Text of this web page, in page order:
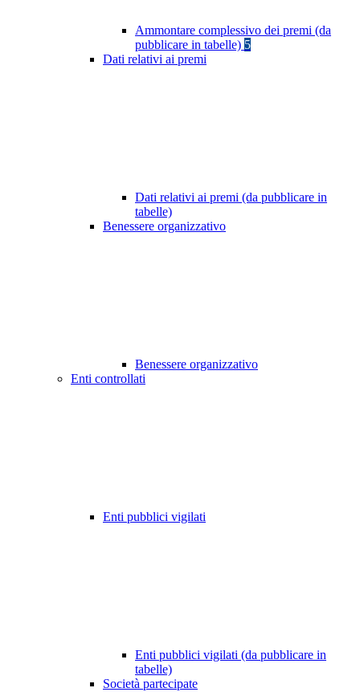
Ammontare complessivo dei premi (da
pubblicare in tabelle) 5
Dati relativi ai premi
Dati relativi ai premi (da pubblicare in
tabelle)
Benessere organizzativo
Benessere organizzativo
Enti controllati
Enti pubblici vigilati
Enti pubblici vigilati (da pubblicare in
tabelle)
Società partecipate